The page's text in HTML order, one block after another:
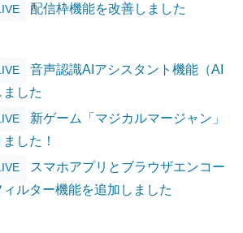
配信枠機能を改善しました
音声認識AIアシスタント機能（AI
した
新ゲーム「マジカルマージャン」
した！
スマホアプリとブラウザエンコー
ルター機能を追加しました